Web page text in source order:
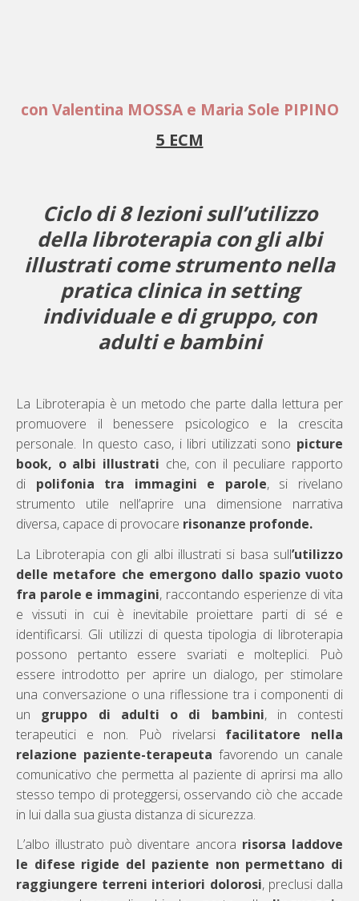
con Valentina MOSSA e Maria Sole PIPINO
5 ECM
Ciclo di 8 lezioni sull’utilizzo
della libroterapia con gli albi
illustrati come strumento nella
pratica clinica in setting
individuale e di gruppo, con
adulti e bambini
La Libroterapia è un metodo che parte dalla lettura per
promuovere il benessere psicologico e la crescita
personale. In questo caso, i libri utilizzati sono picture
book, o albi illustrati che, con il peculiare rapporto
di polifonia tra immagini e parole, si rivelano
strumento utile nell’aprire una dimensione narrativa
diversa, capace di provocare risonanze profonde.
La Libroterapia con gli albi illustrati si basa sull’utilizzo
delle metafore che emergono dallo spazio vuoto
fra parole e immagini, raccontando esperienze di vita
e vissuti in cui è inevitabile proiettare parti di sé e
identificarsi. Gli utilizzi di questa tipologia di libroterapia
possono pertanto essere svariati e molteplici. Può
essere introdotto per aprire un dialogo, per stimolare
una conversazione o una riflessione tra i componenti di
un gruppo di adulti o di bambini, in contesti
terapeutici e non. Può rivelarsi facilitatore nella
relazione paziente-terapeuta favorendo un canale
comunicativo che permetta al paziente di aprirsi ma allo
stesso tempo di proteggersi, osservando ciò che accade
in lui dalla sua giusta distanza di sicurezza.
L’albo illustrato può diventare ancora risorsa laddove
le difese rigide del paziente non permettano di
raggiungere terreni interiori dolorosi, preclusi dalla